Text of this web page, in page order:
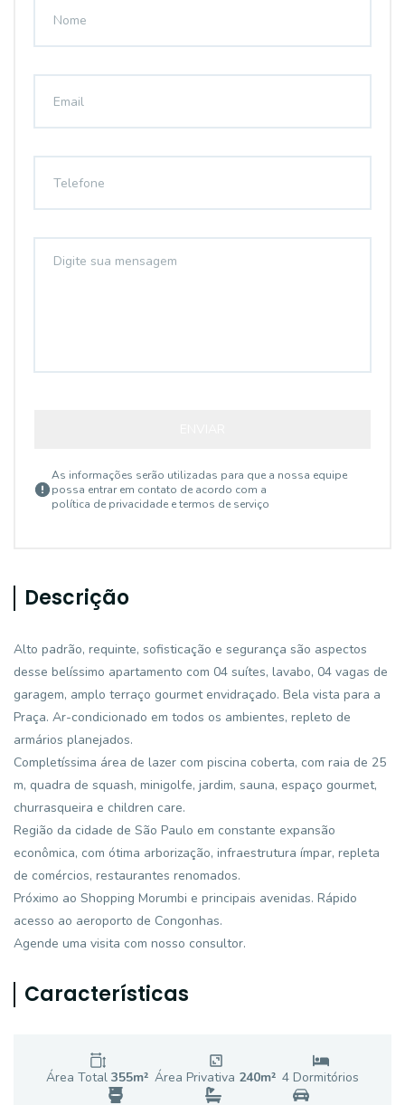
As informações serão utilizadas para que a nossa equipe
possa entrar em contato de acordo com a
política de privacidade e termos de serviço
Descrição
Alto padrão, requinte, sofisticação e segurança são aspectos
desse belíssimo apartamento com 04 suítes, lavabo, 04 vagas de
garagem, amplo terraço gourmet envidraçado. Bela vista para a
Praça. Ar-condicionado em todos os ambientes, repleto de
armários planejados.
Completíssima área de lazer com piscina coberta, com raia de 25
m, quadra de squash, minigolfe, jardim, sauna, espaço gourmet,
churrasqueira e children care.
Região da cidade de São Paulo em constante expansão
econômica, com ótima arborização, infraestrutura ímpar, repleta
de comércios, restaurantes renomados.
Próximo ao Shopping Morumbi e principais avenidas. Rápido
acesso ao aeroporto de Congonhas.
Agende uma visita com nosso consultor.
Características
Área Total 355m² Área Privativa 240m² 4 Dormitórios